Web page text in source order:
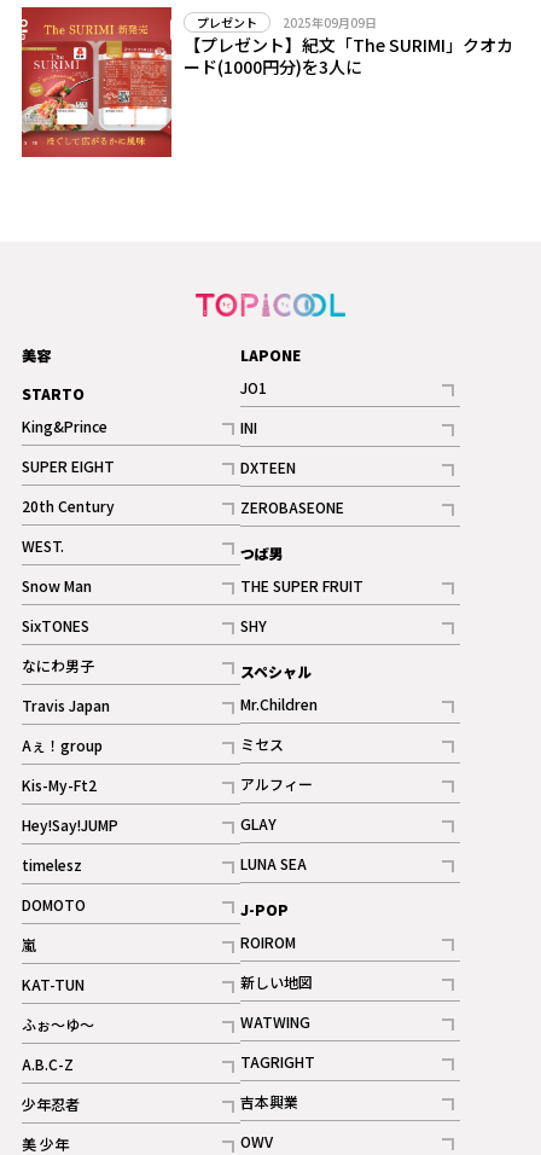
プレゼント 2025年09月09日
【プレゼント】紀文「The SURIMI」クオカ
ード(1000円分)を3人に
美容
STARTO
King&Prince
記事
SUPER EIGHT
記事
20th Century
記事
WEST.
記事
Snow Man
記事
ギャラリー
SixTONES
記事
ギャラリー
なにわ男子
記事
Travis Japan
記事
Aぇ！group
記事
Kis-My-Ft2
記事
ギャラリー
Hey!Say!JUMP
記事
timelesz
記事
DOMOTO
記事
嵐
記事
KAT-TUN
記事
ふぉ～ゆ～
記事
A.B.C-Z
記事
ギャラリー
少年忍者
記事
美 少年
LAPONE
JO1
記事
INI
記事
ギャラリー
DXTEEN
記事
ギャラリー
ZEROBASEONE
記事
つば男
THE SUPER FRUIT
記事
SHY
記事
スペシャル
Mr.Children
記事
ミセス
記事
アルフィー
記事
GLAY
記事
LUNA SEA
記事
J-POP
ROIROM
記事
新しい地図
記事
WATWING
記事
TAGRIGHT
記事
吉本興業
記事
OWV